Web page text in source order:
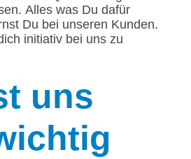
Alles was Du dafür
Du bei unseren Kunden.
initiativ bei uns zu
uns